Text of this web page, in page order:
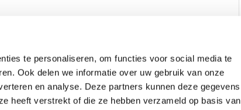
te personaliseren, om functies voor social media te
Ook delen we informatie over uw gebruik van onze
en analyse. Deze partners kunnen deze gegevens
heeft verstrekt of die ze hebben verzameld op basis van